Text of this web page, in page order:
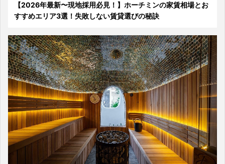
【2026年最新〜現地採用必見！】ホーチミンの家賃相場とお
すすめエリア3選！失敗しない賃貸選びの秘訣